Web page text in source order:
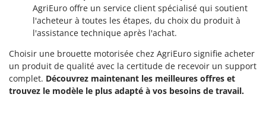
AgriEuro offre un service client spécialisé qui soutient
l'acheteur à toutes les étapes, du choix du produit à
l'assistance technique après l'achat.
Choisir une brouette motorisée chez AgriEuro signifie acheter
un produit de qualité avec la certitude de recevoir un support
complet. Découvrez maintenant les meilleures offres et
trouvez le modèle le plus adapté à vos besoins de travail.